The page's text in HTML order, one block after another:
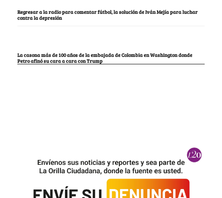
Regresar a la radio para comentar fútbol, la solución de Iván Mejía para luchar
contra la depresión
La casona más de 100 años de la embajada de Colombia en Washington donde
Petro afinó su cara a cara con Trump